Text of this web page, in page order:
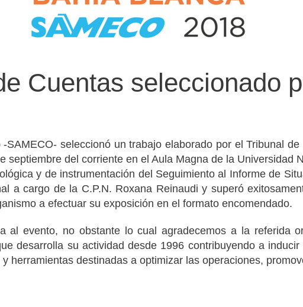
Cuentas seleccionado
seleccionó un trabajo elaborado por el Tribunal
septiembre del corriente en el Aula Magna de la Universidad
y de instrumentación del Seguimiento al Informe de
a cargo de la C.P.N. Roxana Reinaudi y superó
a efectuar su exposición en el formato encomendado.
al evento, no obstante lo cual agradecemos a la referida
desarrolla su actividad desde 1996 contribuyendo a
herramientas destinadas a optimizar las operaciones,